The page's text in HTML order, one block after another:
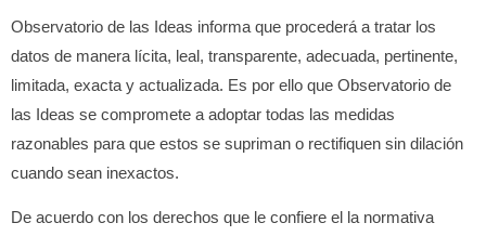
Observatorio de las Ideas informa que procederá a tratar los
datos de manera lícita, leal, transparente, adecuada, pertinente,
limitada, exacta y actualizada. Es por ello que Observatorio de
las Ideas se compromete a adoptar todas las medidas
razonables para que estos se supriman o rectifiquen sin dilación
cuando sean inexactos.
De acuerdo con los derechos que le confiere el la normativa